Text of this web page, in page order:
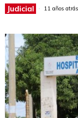
Judicial 11 años atrás